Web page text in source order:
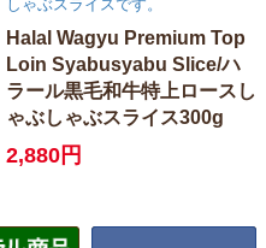
しゃぶスライスです。
Halal Wagyu Premium Top
Loin Syabusyabu Slice/ハ
ラール黒毛和牛特上ロースし
ゃぶしゃぶスライス300g
2,880円